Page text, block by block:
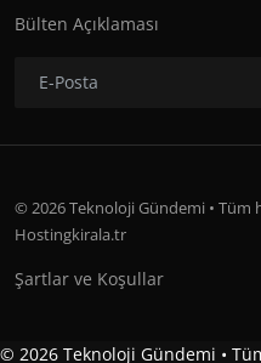
Bülten Açıklaması
© 2026 Teknoloji Gündemi • Tüm
Hostingkirala.tr
Şartlar ve Koşullar
© 2026 Teknoloji Gündemi •